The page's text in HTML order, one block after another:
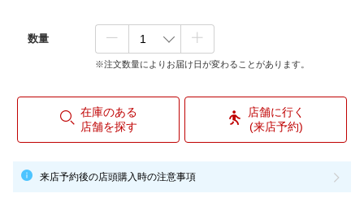
数量
※注文数量によりお届け日が変わることがあります。
在庫のある
店舗を探す
店舗に行く
(来店予約)
来店予約後の店頭購入時の注意事項